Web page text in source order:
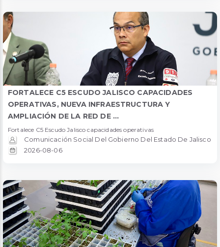
FORTALECE C5 ESCUDO JALISCO CAPACIDADES
OPERATIVAS, NUEVA INFRAESTRUCTURA Y
AMPLIACIÓN DE LA RED DE ...
Fortalece C5 Escudo Jalisco capacidades operativas
Comunicación Social Del Gobierno Del Estado De Jalisco
2026-08-06